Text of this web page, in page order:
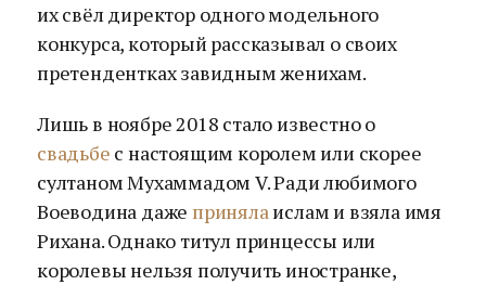
их свёл директор одного модельного
конкурса, который рассказывал о своих
претендентках завидным женихам.
Лишь в ноябре 2018 стало известно о
свадьбе с настоящим королем или скорее
султаном Мухаммадом V. Ради любимого
Воеводина даже принялаислам и взяла имя
Рихана. Однако титул принцессы или
королевы нельзя получить иностранке,